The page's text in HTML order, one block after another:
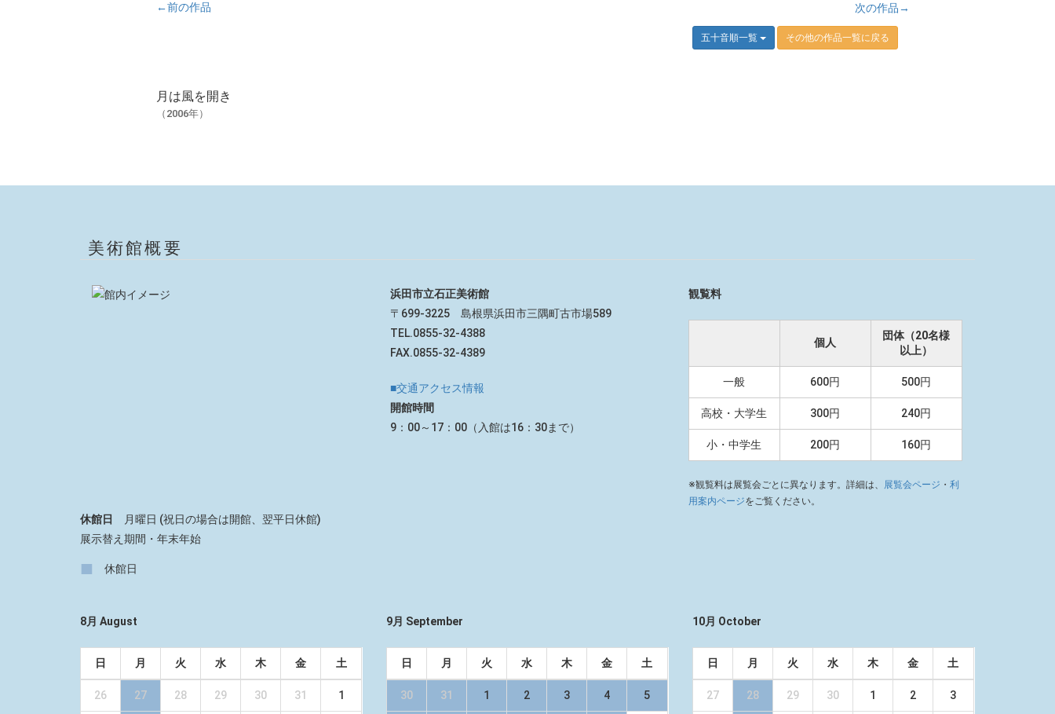
←前の作品 次の作品→
五十音順一覧 その他の作品一覧に戻る
月は風を開き
（2006年）
美術館概要
浜田市立石正美術館
〒699-3225 島根県浜田市三隅町古市場589
TEL.0855-32-4388
FAX.0855-32-4389
■交通アクセス情報
開館時間
9：00～17：00（入館は16：30まで）
観覧料
個人
団体（20名様
以上）
一般 600円 500円
高校・大学生 300円 240円
小・中学生 200円 160円
※観覧料は展覧会ごとに異なります。詳細は、 展覧会ページ ・ 利
用案内ページをご覧ください。
休館日
月曜日 (祝日の場合は開館、翌平日休館)
展示替え期間・年末年始
■ 休館日
8月 August
日 月 火 水 木 金 土
26 27 28 29 30 31 1
9月 September
日 月 火 水 木 金 土
30 31 1 2 3 4 5
10月 October
日 月 火 水 木 金 土
27 28 29 30 1 2 3